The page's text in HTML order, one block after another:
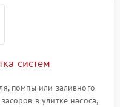
систем
помпы или заливного
в улитке насоса,